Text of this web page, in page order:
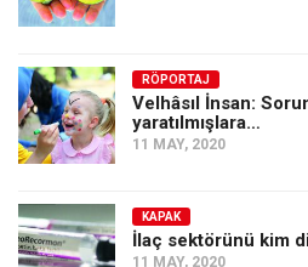
Amerika
Avustralya
Tarih
Düşünce
Dosyalar
RÖPORTAJ
Velhâsıl İnsan:
yaratılmışlara…
11 MAY, 2020
KAPAK
İlaç sektörünü kim
11 MAY, 2020